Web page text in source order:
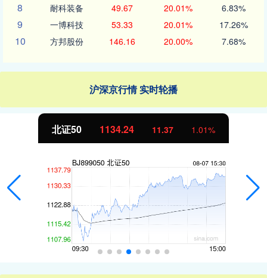
8 耐科装备 49.67 20.01% 6.83%
9 一博科技 53.33 20.01% 17.26%
10 方邦股份 146.16 20.00% 7.68%
沪深京行情 实时轮播
北证50 1134.24 11.37 1.01%